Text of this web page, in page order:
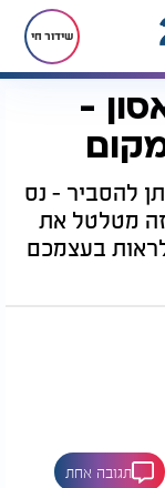
שידור חי
-
להסביר - נס
מטלטל את
בעצמכם
תגובה אחת